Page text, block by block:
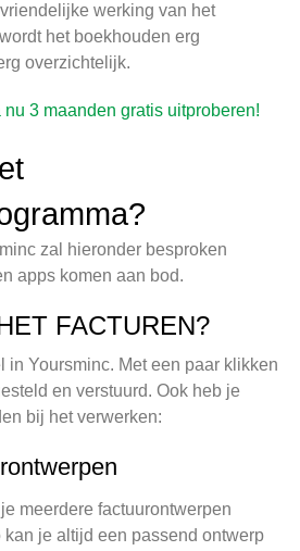
werking van het
het boekhouden erg
overzichtelijk.
3 maanden gratis uitproberen!
zal hieronder besproken
apps komen aan bod.
FACTUREN?
in Yoursminc. Met een paar klikken
en verstuurd. Ook heb je
bij het verwerken:
meerdere factuurontwerpen
je altijd een passend ontwerp